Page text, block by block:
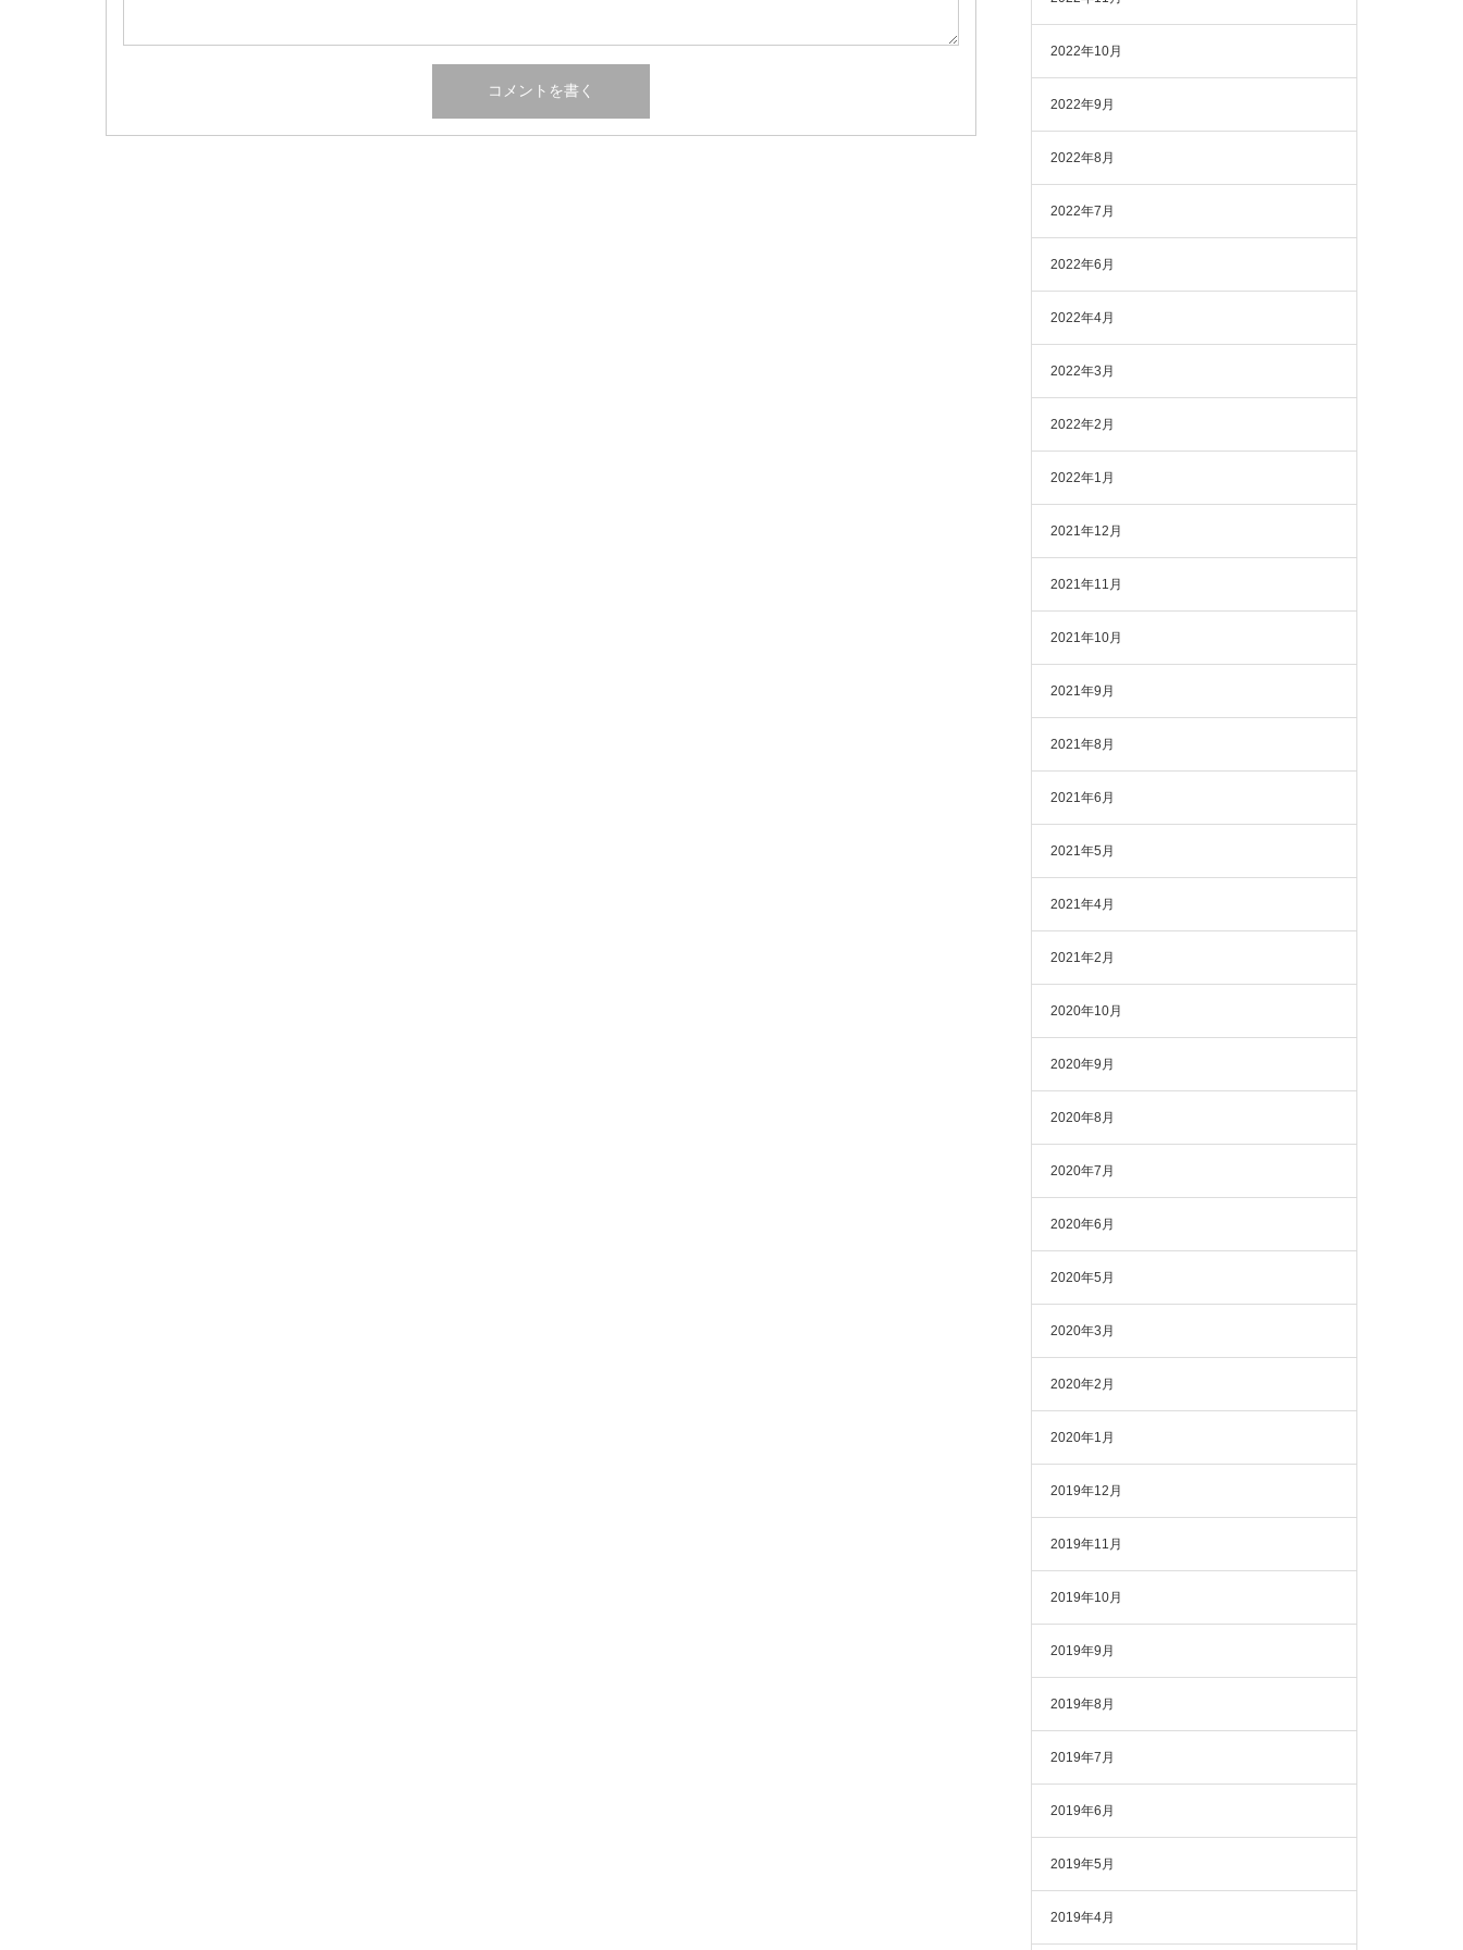
2022年10月
2022年9月
2022年8月
2022年7月
2022年6月
2022年4月
2022年3月
2022年2月
2022年1月
2021年12月
2021年11月
2021年10月
2021年9月
2021年8月
2021年6月
2021年5月
2021年4月
2021年2月
2020年10月
2020年9月
2020年8月
2020年7月
2020年6月
2020年5月
2020年3月
2020年2月
2020年1月
2019年12月
2019年11月
2019年10月
2019年9月
2019年8月
2019年7月
2019年6月
2019年5月
2019年4月